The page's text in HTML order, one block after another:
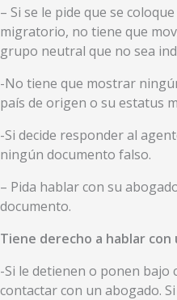
– Si se le pide que se
migratorio, no tiene que
grupo neutral que no sea
-No tiene que mostrar
país de origen o su estatus
-Si decide responder al
ningún documento falso.
– Pida hablar con su
documento.
Tiene derecho a hablar con
-Si le detienen o ponen bajo
contactar con un abogado.